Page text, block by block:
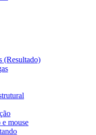
(Resultado)
mouse